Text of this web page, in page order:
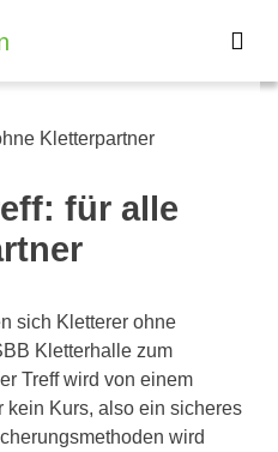
Kletterpartner
für alle
sich Kletterer ohne
Kletterhalle zum
Treff wird von einem
kein Kurs, also ein sicheres
wird